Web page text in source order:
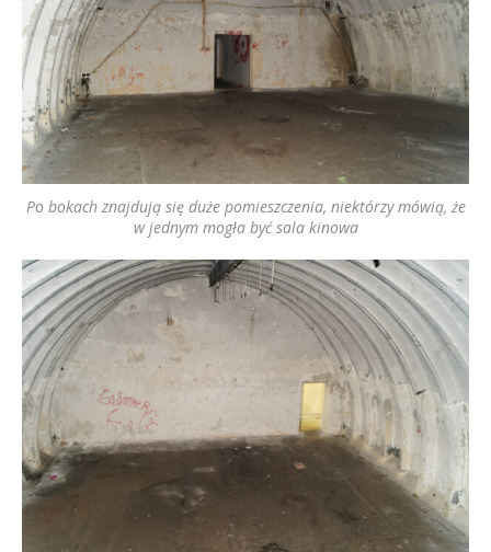
Po bokach znajdują się duże pomieszczenia, niektórzy mówią, że
w jednym mogła być sala kinowa